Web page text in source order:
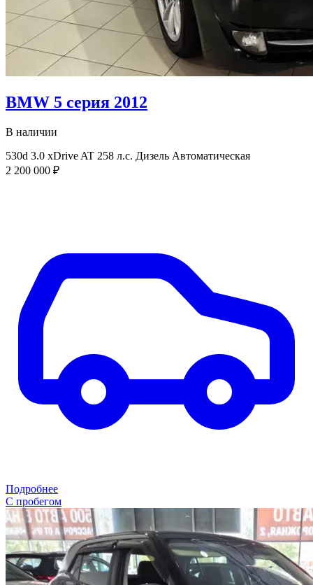
BMW 5 серия 2012
В наличии
530d 3.0 xDrive AT 258 л.с. Дизель Автоматическая
2 200 000 ₽
Подробнее
С пробегом